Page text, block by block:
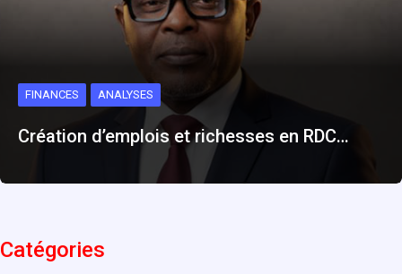
FINANCES ANALYSES
Création d’emplois et richesses en RDC…
Catégories